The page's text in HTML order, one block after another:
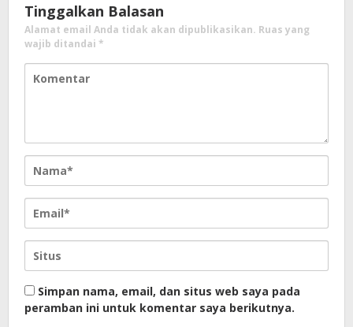
Tinggalkan Balasan
Alamat email Anda tidak akan dipublikasikan. Ruas yang
wajib ditandai *
Simpan nama, email, dan situs web saya pada
peramban ini untuk komentar saya berikutnya.